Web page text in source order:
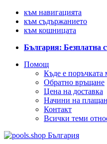
към навигацията
към съдържанието
към кошницата
България: Безплатна
Помощ
Къде е поръчката
Обратно връщане
Цена на доставка
Начини на
Контакт
Всички теми